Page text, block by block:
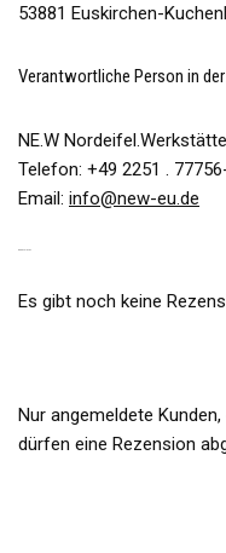
53881 Euskirchen-
Verantwortliche Person in der
NE.W
Telefon: +49 2251 .
Email: info@new-eu.de
Es gibt noch keine
Nur angemeldete
dürfen eine Rezension